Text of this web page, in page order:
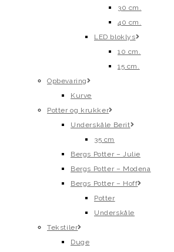
30 cm.
40 cm.
LED bloklys
10 cm.
15 cm.
Opbevaring
Kurve
Potter og krukker
Underskåle Berit
35 cm
Bergs Potter – Julie
Bergs Potter – Modena
Bergs Potter – Hoff
Potter
Underskåle
Tekstiler
Duge